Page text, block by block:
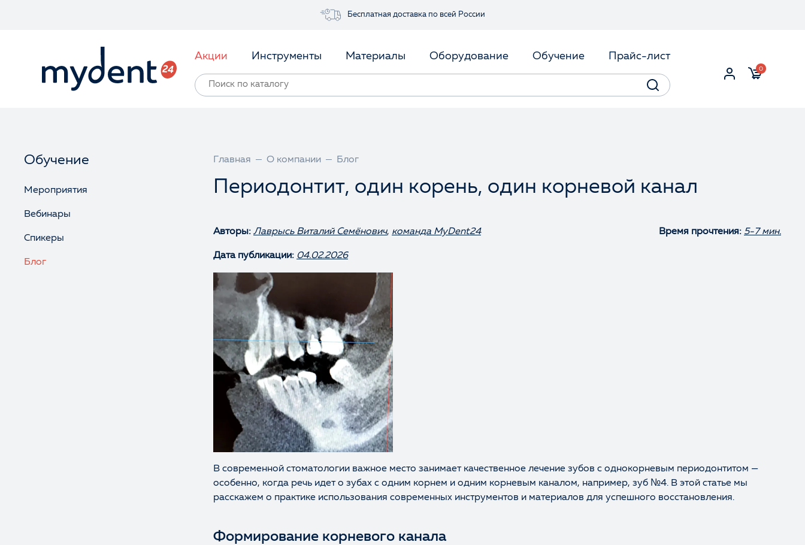
Бесплатная доставка по всей России
Акции Инструменты Материалы Оборудование Обучение Прайс-лист
0
Обучение
Мероприятия
Вебинары
Спикеры
Блог
Главная О компании Блог
Периодонтит, один корень, один корневой канал
Авторы: Лаврысь Виталий Семёнович, команда MyDent24 Время прочтения: 5-7 мин.
Дата публикации: 04.02.2026
В современной стоматологии важное место занимает качественное лечение зубов с однокорневым периодонтитом —
особенно, когда речь идет о зубах с одним корнем и одним корневым каналом, например, зуб №4. В этой статье мы
расскажем о практике использования современных инструментов и материалов для успешного восстановления.
Формирование корневого канала